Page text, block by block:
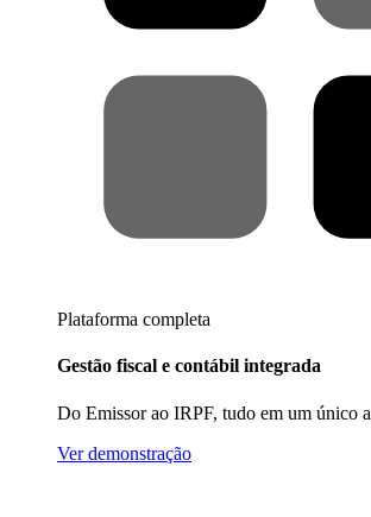
Plataforma completa
Gestão fiscal e contábil integrada
Do Emissor ao IRPF, tudo em um único
Ver demonstração